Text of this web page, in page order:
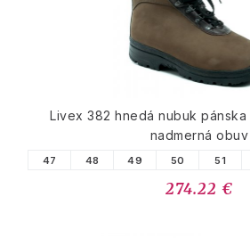
Livex 382 hnedá nubuk
nadmerná obuv
47 48 49 50 51
274.22 €